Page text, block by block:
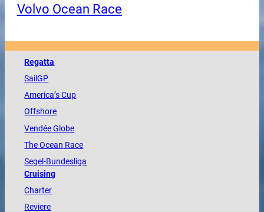
Volvo Ocean Race
Regatta
SailGP
America’s Cup
Offshore
VendéeGlobe
TheOcean Race
Segel-Bundesliga
Cruising
Charter
Reviere